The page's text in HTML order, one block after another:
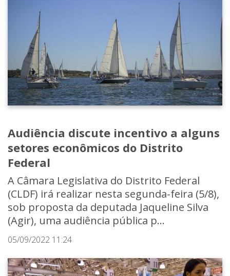
Audiência discute incentivo a alguns
setores econômicos do Distrito
Federal
A Câmara Legislativa do Distrito Federal
(CLDF) irá realizar nesta segunda-feira (5/8),
sob proposta da deputada Jaqueline Silva
(Agir), uma audiência pública p...
05/09/2022 11:24